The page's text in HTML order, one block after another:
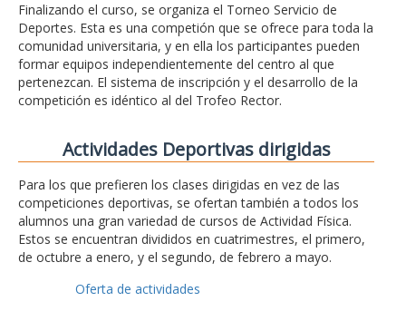
Finalizando el curso, se organiza el Torneo Servicio de
Deportes. Esta es una competión que se ofrece para toda la
comunidad universitaria, y en ella los participantes pueden
formar equipos independientemente del centro al que
pertenezcan. El sistema de inscripción y el desarrollo de la
competición es idéntico al del Trofeo Rector.
Actividades Deportivas dirigidas
Para los que prefieren los clases dirigidas en vez de las
competiciones deportivas, se ofertan también a todos los
alumnos una gran variedad de cursos de Actividad Física.
Estos se encuentran divididos en cuatrimestres, el primero,
de octubre a enero, y el segundo, de febrero a mayo.
Oferta de actividades